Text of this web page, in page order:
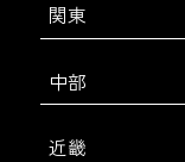
関東
中部
近畿